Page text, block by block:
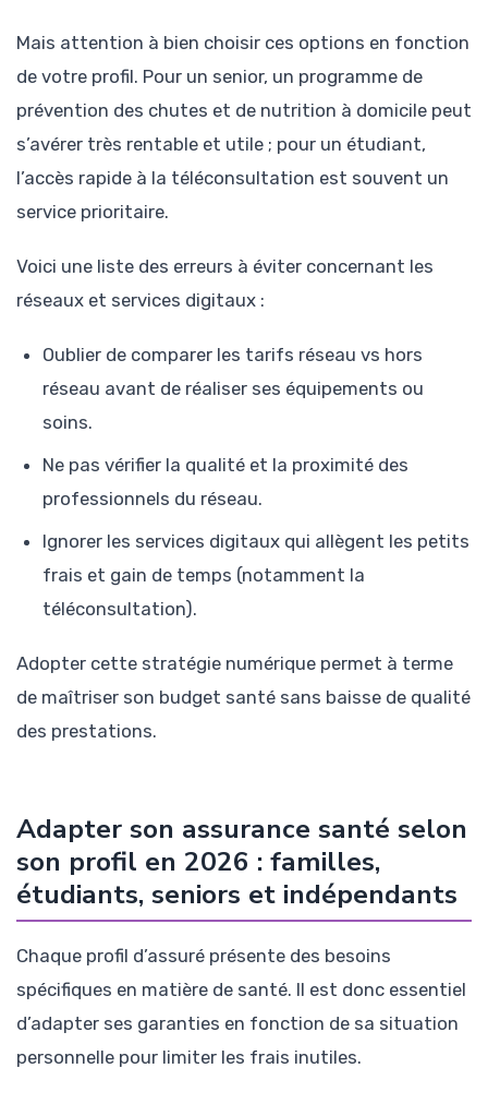
Mais attention à bien choisir ces options en fonction
de votre profil. Pour un senior, un programme de
prévention des chutes et de nutrition à domicile peut
s’avérer très rentable et utile ; pour un étudiant,
l’accès rapide à la téléconsultation est souvent un
service prioritaire.
Voici une liste des erreurs à éviter concernant les
réseaux et services digitaux :
Oublier de comparer les tarifs réseau vs hors
réseau avant de réaliser ses équipements ou
soins.
Ne pas vérifier la qualité et la proximité des
professionnels du réseau.
Ignorer les services digitaux qui allègent les petits
frais et gain de temps (notamment la
téléconsultation).
Adopter cette stratégie numérique permet à terme
de maîtriser son budget santé sans baisse de qualité
des prestations.
Adapter son assurance santé selon
son profil en 2026 : familles,
étudiants, seniors et indépendants
Chaque profil d’assuré présente des besoins
spécifiques en matière de santé. Il est donc essentiel
d’adapter ses garanties en fonction de sa situation
personnelle pour limiter les frais inutiles.